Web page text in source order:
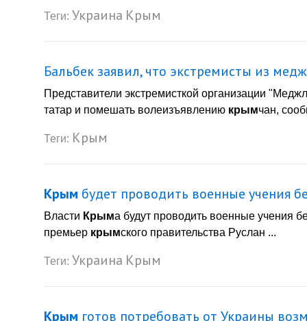
Теги: Украина Крым
Бальбек заявил, что экстремисты из
Представители экстремисткой организации
татар и помешать волеизъявлению крымчан,
Теги: Крым
Крым будет проводить военные учения
Власти Крыма будут проводить военные учения
премьер крымского правительства Руслан ...
Теги: Украина Крым
Крым готов потребовать от Украины